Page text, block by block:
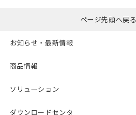
ページ先頭へ戻る
お知らせ・最新情報
商品情報
ソリューション
ダウンロードセンタ